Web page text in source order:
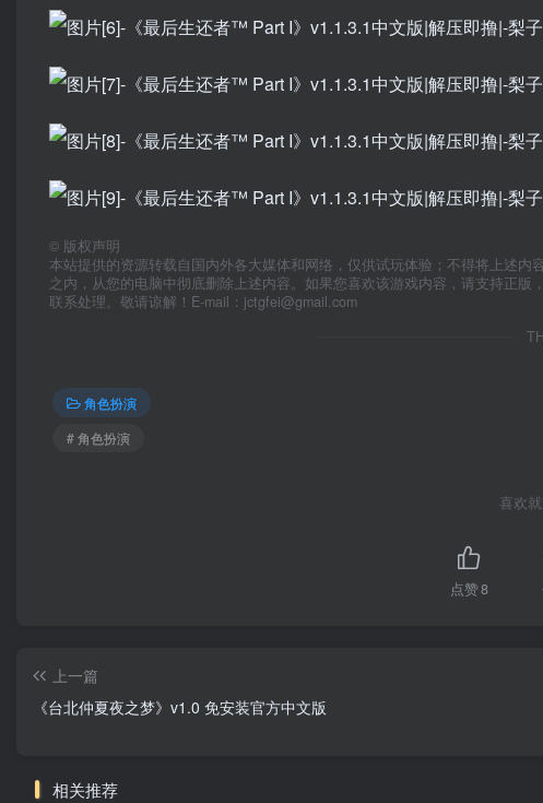
© 版权声明
本站提供的资源转载自国内外各大媒体和网络，仅供试玩体验；不得将上述
之内，从您的电脑中彻底删除上述内容。如果您喜欢该游戏内容，请支持正
联系处理。敬请谅解！E-mail：jctgfei@gmail.com
角色扮演
# 角色扮演
喜欢
点赞8
上一篇
《台北仲夏夜之梦》v1.0 免安装官方中文版
相关推荐